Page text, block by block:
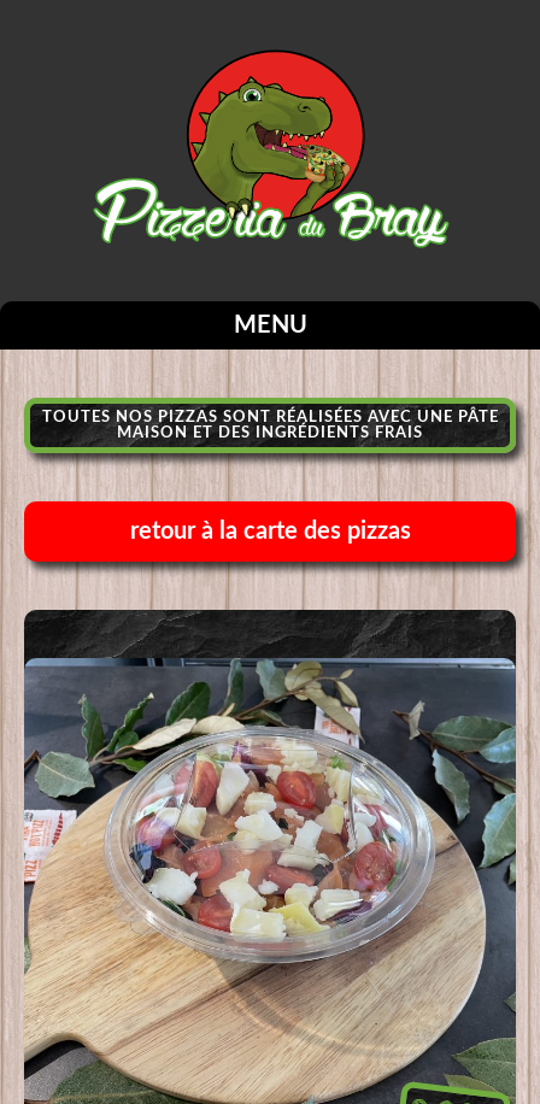
MENU
TOUTES NOS PIZZAS SONT RÉALISÉES AVEC UNE PÂTE
MAISON ET DES INGRÉDIENTS FRAIS
retour à la carte des pizzas